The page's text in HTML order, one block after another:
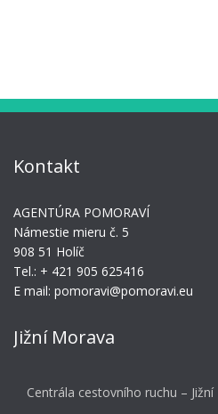
Kontakt
AGENTÚRA POMORAVÍ
Námestie mieru č. 5
908 51 Holíč
Tel.: + 421 905 625416
E mail: pomoravi@pomoravi.eu
Jižní Morava
Centrála cestovního ruchu –